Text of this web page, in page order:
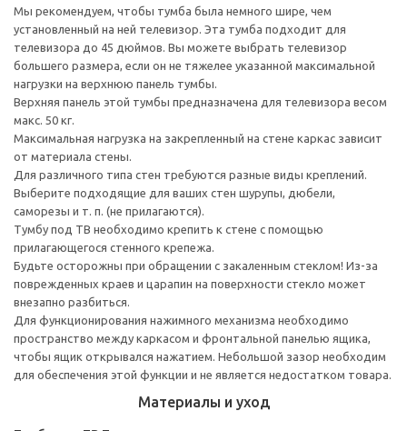
Мы рекомендуем, чтобы тумба была немного шире, чем
установленный на ней телевизор. Эта тумба подходит для
телевизора до 45 дюймов. Вы можете выбрать телевизор
большего размера, если он не тяжелее указанной максимальной
нагрузки на верхнюю панель тумбы.
Верхняя панель этой тумбы предназначена для телевизора весом
макс. 50 кг.
Максимальная нагрузка на закрепленный на стене каркас зависит
от материала стены.
Для различного типа стен требуются разные виды креплений.
Выберите подходящие для ваших стен шурупы, дюбели,
саморезы и т. п. (не прилагаются).
Тумбу под ТВ необходимо крепить к стене с помощью
прилагающегося стенного крепежа.
Будьте осторожны при обращении с закаленным стеклом! Из-за
поврежденных краев и царапин на поверхности стекло может
внезапно разбиться.
Для функционирования нажимного механизма необходимо
пространство между каркасом и фронтальной панелью ящика,
чтобы ящик открывался нажатием. Небольшой зазор необходим
для обеспечения этой функции и не является недостатком товара.
Материалы и уход